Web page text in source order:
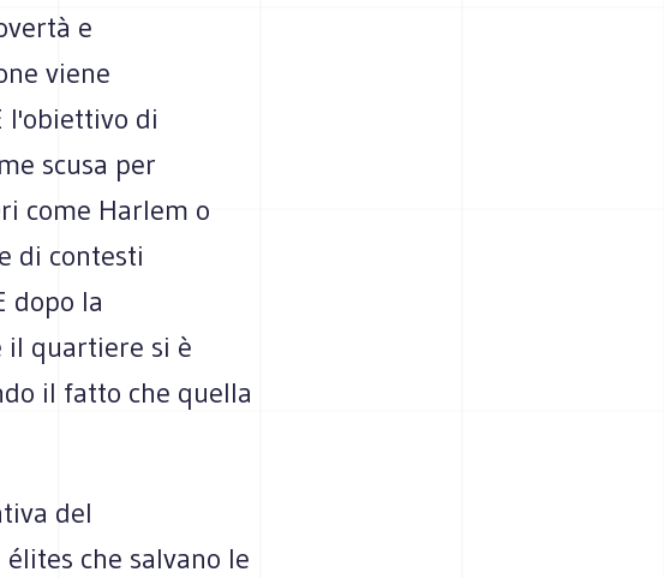
e
viene
l'obiettivo di
scusa per
come Harlem o
di contesti
dopo la
quartiere si è
il fatto che quella
del
che salvano le